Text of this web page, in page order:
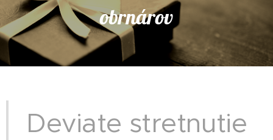
obrnárov
Deviate stretnutie